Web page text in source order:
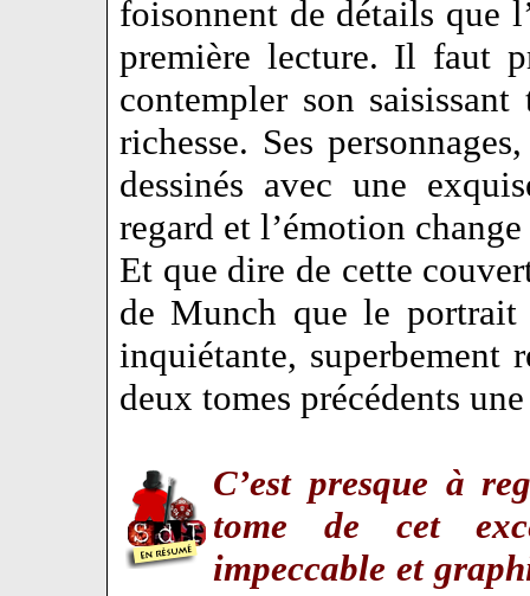
foisonnent de détails que
première lecture. Il faut
contempler son
richesse. Ses
dessinés avec une
regard et l’émotion
Et que dire de cette
de Munch que le portrait
inquiétante, superbement
deux tomes précédents
C’est presque à
tome de cet
impeccable et